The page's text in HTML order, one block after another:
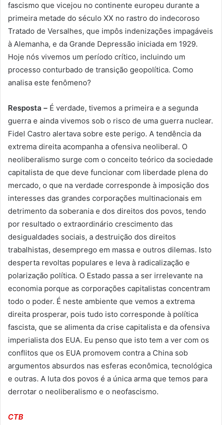
fascismo que vicejou no continente europeu durante a
primeira metade do século XX no rastro do indecoroso
Tratado de Versalhes, que impôs indenizações impagáveis
à Alemanha, e da Grande Depressão iniciada em 1929.
Hoje nós vivemos um período crítico, incluindo um
processo conturbado de transição geopolítica. Como
analisa este fenômeno?
Resposta – É verdade, tivemos a primeira e a segunda
guerra e ainda vivemos sob o risco de uma guerra nuclear.
Fidel Castro alertava sobre este perigo. A tendência da
extrema direita acompanha a ofensiva neoliberal. O
neoliberalismo surge com o conceito teórico da sociedade
capitalista de que deve funcionar com liberdade plena do
mercado, o que na verdade corresponde à imposição dos
interesses das grandes corporações multinacionais em
detrimento da soberania e dos direitos dos povos, tendo
por resultado o extraordinário crescimento das
desigualdades sociais, a destruição dos direitos
trabalhistas, desemprego em massa e outros dilemas. Isto
desperta revoltas populares e leva à radicalização e
polarização política. O Estado passa a ser irrelevante na
economia porque as corporações capitalistas concentram
todo o poder. É neste ambiente que vemos a extrema
direita prosperar, pois tudo isto corresponde à política
fascista, que se alimenta da crise capitalista e da ofensiva
imperialista dos EUA. Eu penso que isto tem a ver com os
conflitos que os EUA promovem contra a China sob
argumentos absurdos nas esferas econômica, tecnológica
e outras. A luta dos povos é a única arma que temos para
derrotar o neoliberalismo e o neofascismo.
CTB